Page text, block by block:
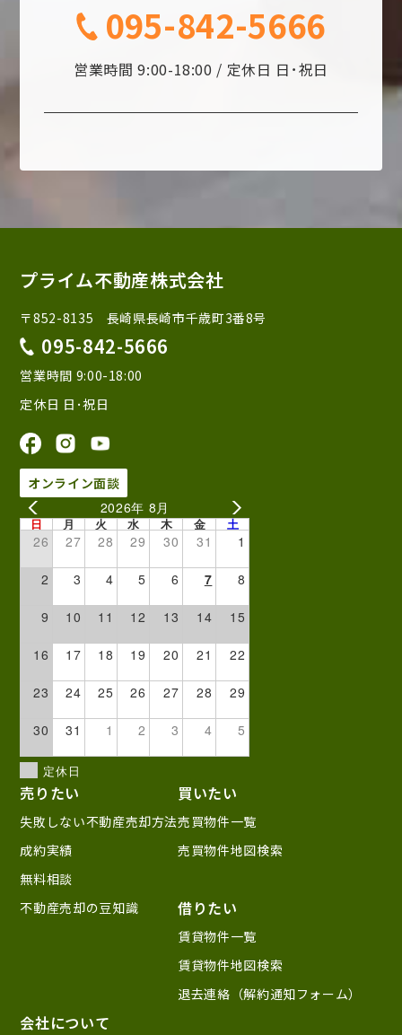
095-842-5666
営業時間 9:00-18:00 / 定休日 日･祝日
プライム不動産株式会社
〒852-8135 長崎県長崎市千歳町3番8号
095-842-5666
営業時間 9:00-18:00
定休日 日･祝日
オンライン面談
2026年 8月
日 月 火 水 木 金 土
26 27 28 29 30 31 1
2 3 4 5 6 7 8
9 10 11 12 13 14 15
16 17 18 19 20 21 22
23 24 25 26 27 28 29
30 31 1 2 3 4 5
定休日
売りたい
失敗しない不動産売却方法
成約実績
無料相談
不動産売却の豆知識
買いたい
売買物件一覧
売買物件地図検索
借りたい
賃貸物件一覧
賃貸物件地図検索
退去連絡（解約通知フォーム）
会社について